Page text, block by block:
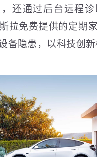
还通过后台远程
拉免费提供的定期
备隐患，以科技创